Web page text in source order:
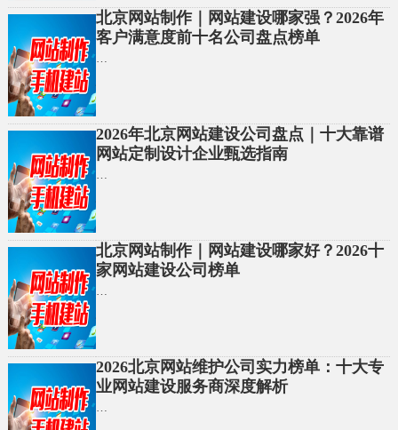
北京网站制作｜网站建设哪家强？2026年
客户满意度前十名公司盘点榜单
…
2026年北京网站建设公司盘点｜十大靠谱
网站定制设计企业甄选指南
…
北京网站制作｜网站建设哪家好？2026十
家网站建设公司榜单
…
2026北京网站维护公司实力榜单：十大专
业网站建设服务商深度解析
…